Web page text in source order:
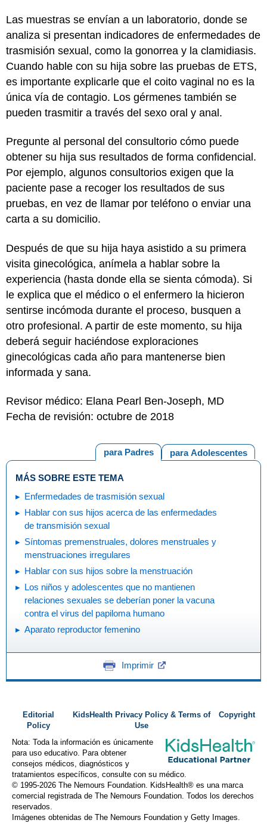
Las muestras se envían a un laboratorio, donde se
analiza si presentan indicadores de enfermedades de
trasmisión sexual, como la gonorrea y la clamidiasis.
Cuando hable con su hija sobre las pruebas de ETS,
es importante explicarle que el coito vaginal no es la
única vía de contagio. Los gérmenes también se
pueden trasmitir a través del sexo oral y anal.
Pregunte al personal del consultorio cómo puede
obtener su hija sus resultados de forma confidencial.
Por ejemplo, algunos consultorios exigen que la
paciente pase a recoger los resultados de sus
pruebas, en vez de llamar por teléfono o enviar una
carta a su domicilio.
Después de que su hija haya asistido a su primera
visita ginecológica, anímela a hablar sobre la
experiencia (hasta donde ella se sienta cómoda). Si
le explica que el médico o el enfermero la hicieron
sentirse incómoda durante el proceso, busquen a
otro profesional. A partir de este momento, su hija
deberá seguir haciéndose exploraciones
ginecológicas cada año para mantenerse bien
informada y sana.
Revisor médico: Elana Pearl Ben-Joseph, MD
Fecha de revisión: octubre de 2018
para Adolescentes
para Padres
MÁS SOBRE ESTE TEMA
Enfermedades de trasmisión sexual
Hablar con sus hijos acerca de las enfermedades
de transmisión sexual
Síntomas premenstruales, dolores menstruales y
menstruaciones irregulares
Hablar con sus hijos sobre la menstruación
Los niños y adolescentes que no mantienen
relaciones sexuales se deberían poner la vacuna
contra el virus del papiloma humano
Aparato reproductor femenino
Imprimir
Editorial
Policy
KidsHealth Privacy Policy & Terms of
Use
Copyright
Nota: Toda la información es únicamente
para uso educativo. Para obtener
consejos médicos, diagnósticos y
tratamientos específicos, consulte con su médico.
© 1995-2026 The Nemours Foundation. KidsHealth® es una marca
comercial registrada de The Nemours Foundation. Todos los derechos
reservados.
Imágenes obtenidas de The Nemours Foundation y Getty Images.